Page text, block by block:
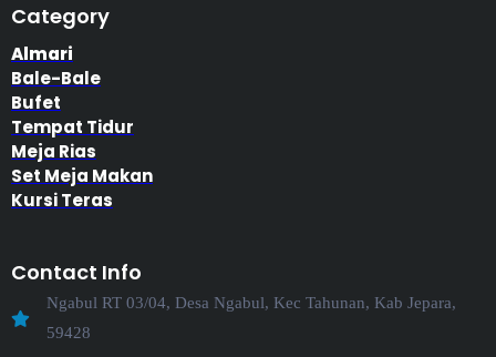
Category
Almari
Bale-Bale
Bufet
Tempat Tidur
Meja Rias
Set Meja Makan
Kursi Teras
Contact Info
Ngabul RT 03/04, Desa Ngabul, Kec Tahunan, Kab Jepara,
59428